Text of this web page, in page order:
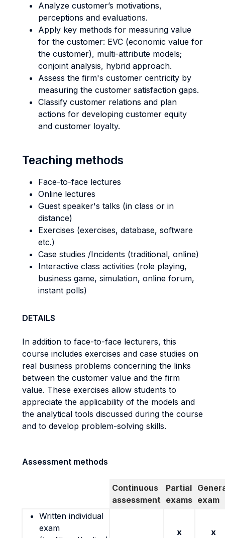
Analyze customer’s motivations,
perceptions and evaluations.
Apply key methods for measuring value
for the customer: EVC (economic value for
the customer), multi-attribute models;
conjoint analysis, hybrid approach.
Assess the firm's customer centricity by
measuring the customer satisfaction gaps.
Classify customer relations and plan
actions for developing customer equity
and customer loyalty.
Teaching methods
Face-to-face lectures
Online lectures
Guest speaker's talks (in class or in
distance)
Exercises (exercises, database, software
etc.)
Case studies /Incidents (traditional, online)
Interactive class activities (role playing,
business game, simulation, online forum,
instant polls)
DETAILS
In addition to face-to-face lecturers, this
course includes exercises and case studies on
real business problems concerning the links
between the customer value and the firm
value. These exercises allow students to
appreciate the applicability of the models and
the analytical tools discussed during the course
and to develop problem-solving skills.
Assessment methods
Continuous
assessment
Partial
exams exam
Written individual
exam
x x